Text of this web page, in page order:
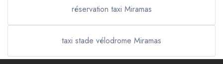
réservation taxi Miramas
taxi stade vélodrome Miramas